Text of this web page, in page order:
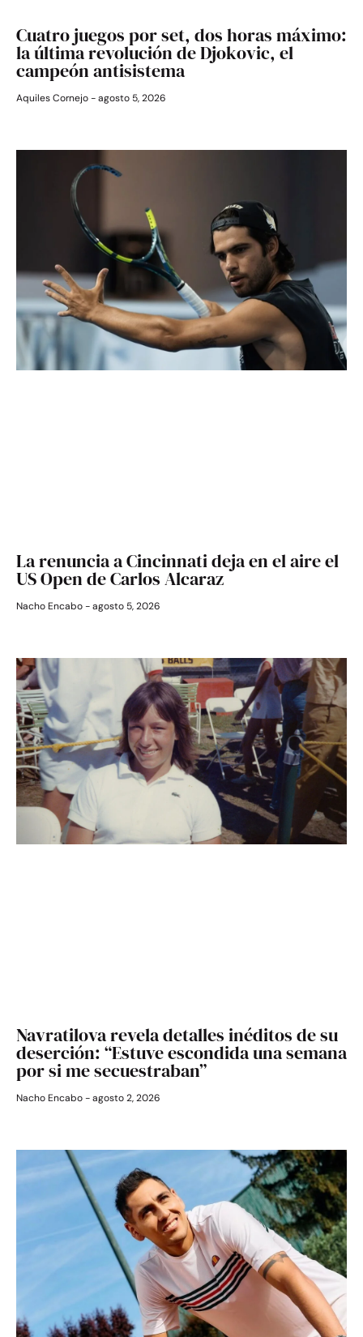
Cuatro juegos por set, dos horas máximo:
la última revolución de Djokovic, el
campeón antisistema
Aquiles Cornejo agosto 5, 2026
La renuncia a Cincinnati deja en el aire el
US Open de Carlos Alcaraz
Nacho Encabo agosto 5, 2026
Navratilova revela detalles inéditos de su
deserción: “Estuve escondida una semana
por si me secuestraban”
Nacho Encabo agosto 2, 2026